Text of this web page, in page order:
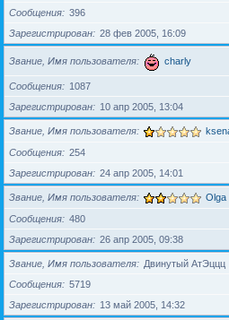
Сообщения
396
Зарегистрирован
28 фев 2005, 16:09
Звание, Имя пользователя charly
Сообщения
1087
Зарегистрирован
10 апр 2005, 13:04
Звание, Имя пользователя
Сообщения
254
Зарегистрирован
24 апр 2005, 14:01
Звание, Имя пользователя Olga
Сообщения
480
Зарегистрирован
26 апр 2005, 09:38
Звание, Имя пользователя Двинутый АтЭццц
Сообщения
5719
Зарегистрирован
13 май 2005, 14:32